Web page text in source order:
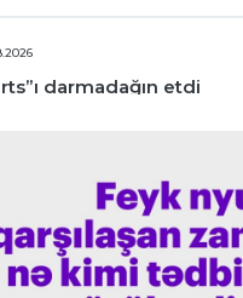
darmadağın etdi
klubuna qarşı
yoldaşlıq oyununu ləğv